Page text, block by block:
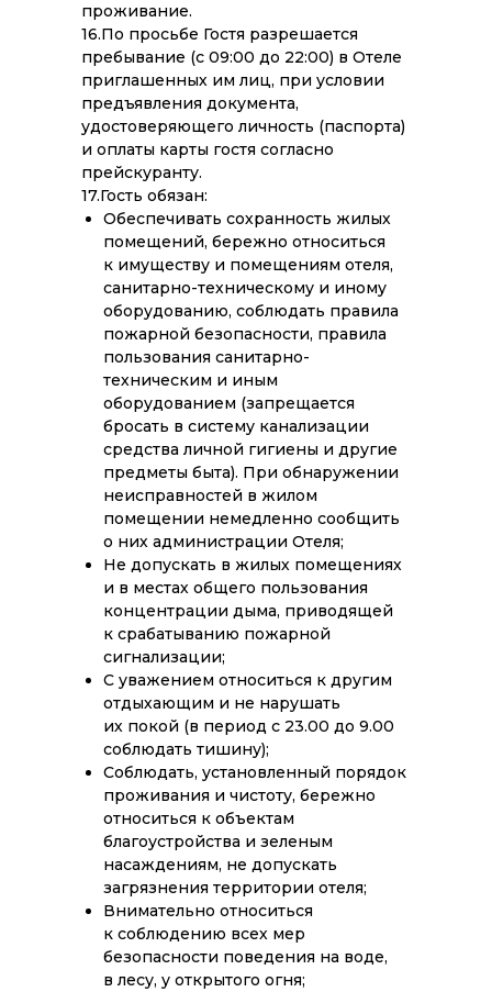
проживание.
16.По просьбе Гостя разрешается
пребывание (с 09:00 до 22:00) в Отеле
приглашенных им лиц, при условии
предъявления документа,
удостоверяющего личность (паспорта)
и оплаты карты гостя согласно
прейскуранту.
17.Гость обязан:
Обеспечивать сохранность жилых
помещений, бережно относиться
к имуществу и помещениям отеля,
санитарно-техническому и иному
оборудованию, соблюдать правила
пожарной безопасности, правила
пользования санитарно-
техническим и иным
оборудованием (запрещается
бросать в систему канализации
средства личной гигиены и другие
предметы быта). При обнаружении
неисправностей в жилом
помещении немедленно сообщить
о них администрации Отеля;
Не допускать в жилых помещениях
и в местах общего пользования
концентрации дыма, приводящей
к срабатыванию пожарной
сигнализации;
С уважением относиться к другим
отдыхающим и не нарушать
их покой (в период с 23.00 до 9.00
соблюдать тишину);
Соблюдать, установленный порядок
проживания и чистоту, бережно
относиться к объектам
благоустройства и зеленым
насаждениям, не допускать
загрязнения территории отеля;
Внимательно относиться
к соблюдению всех мер
безопасности поведения на воде,
в лесу, у открытого огня;